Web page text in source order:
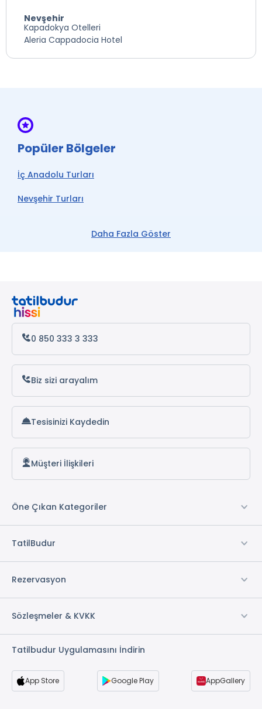
Nevşehir
Kapadokya Otelleri
Aleria Cappadocia Hotel
Daha Fazla Göster
Popüler Bölgeler
İç Anadolu Turları
Nevşehir Turları
0 850 333 3 333
Biz sizi arayalım
Tesisinizi Kaydedin
Müşteri İlişkileri
Öne Çıkan Kategoriler
TatilBudur
Rezervasyon
Sözleşmeler & KVKK
Tatilbudur Uygulamasını İndirin
App Store Google Play AppGallery